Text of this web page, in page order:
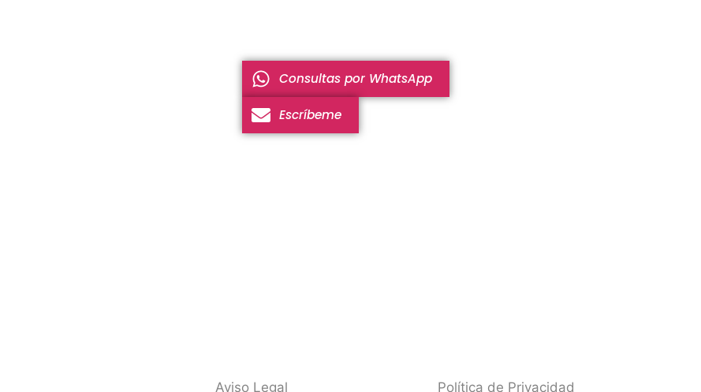
Aviso Legal Política de Privacidad
Consultas por WhatsApp
Escríbeme